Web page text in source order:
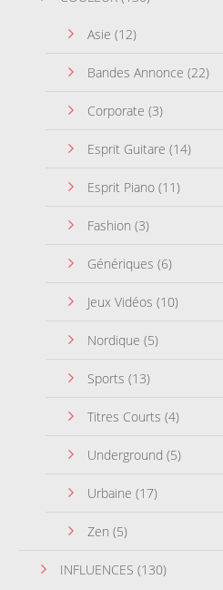
Asie (12)
Bandes Annonce (22)
Corporate (3)
Esprit Guitare (14)
Esprit Piano (11)
Fashion (3)
Génériques (6)
Jeux Vidéos (10)
Nordique (5)
Sports (13)
Titres Courts (4)
Underground (5)
Urbaine (17)
Zen (5)
INFLUENCES (130)